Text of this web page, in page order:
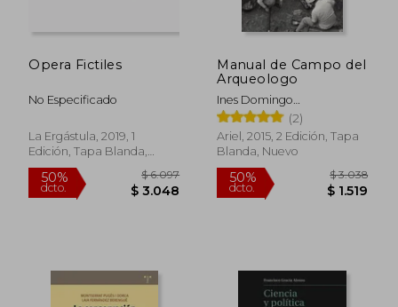
50%
Opera Fictiles
No Especificado
La Ergástula, 2019, 1
Edición, Tapa Blanda,
Nuevo
Manual de Campo del
Arqueologo
Ines Domingo
Sanz,Heather Burke
(2)
Ariel, 2015, 2 Edición, Tapa
Blanda, Nuevo